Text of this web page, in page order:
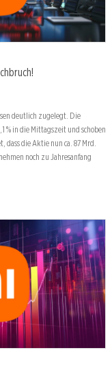
deutlich zugelegt. Die
% in die Mittagszeit und schoben
dass die Aktie nun ca. 87 Mrd.
noch zu Jahresanfang